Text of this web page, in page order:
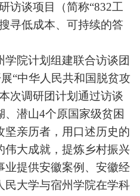
访谈项目（简称“832工
寻低成本、可持续的答
学院计划组建联合访谈团
“中华人民共和国脱贫攻
次调研团计划通过访谈
潜山4个原国家级贫困
坚亲历者，用口述历史的
伟大成就，提炼乡村振兴
业提供安徽案例、安徽经
民大学与宿州学院在学科